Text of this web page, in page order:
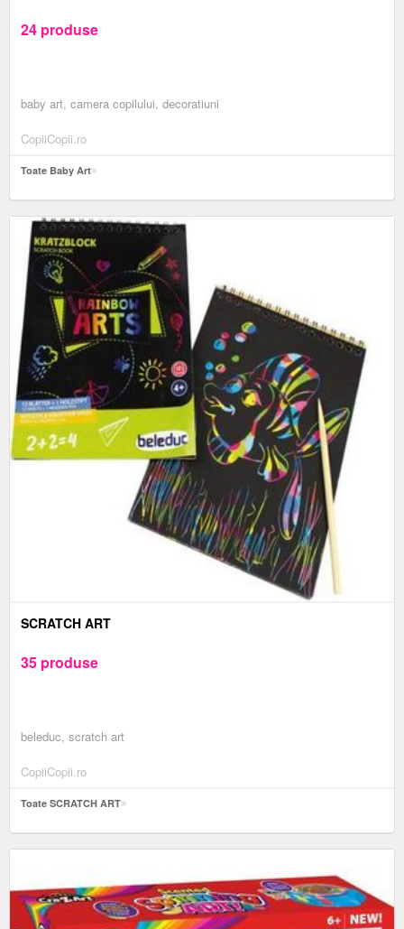
24 produse
baby art, camera copilului, decoratiuni
CopiiCopii.ro
Toate Baby Art
SCRATCH ART
35 produse
beleduc, scratch art
CopiiCopii.ro
Toate SCRATCH ART